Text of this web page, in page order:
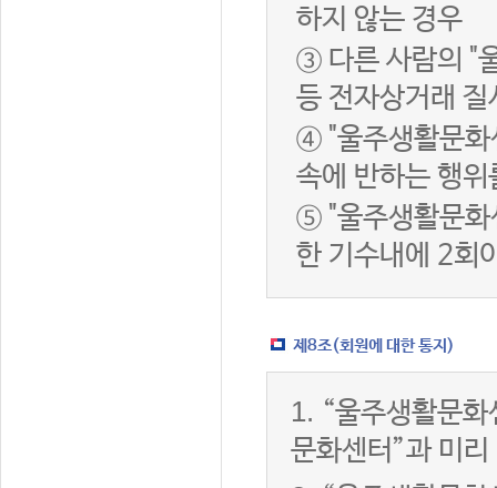
하지 않는 경우
③ 다른 사람의 "
등 전자상거래
④ "울주생활문화
속에 반하는 행
⑤ "울주생활문화
한 기수내에 2회
제8조(회원에 대한 통지)
1. “울주생활문
문화센터”과 미